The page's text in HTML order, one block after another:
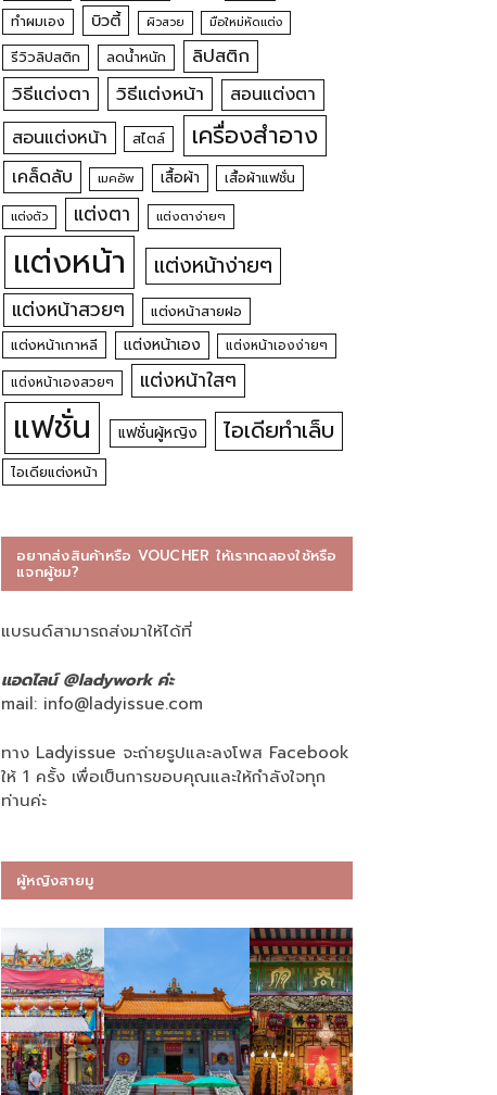
ทำผมเอง บิวตี้ ผิวสวย มือใหม่หัดแต่ง
รีวิวลิปสติก ลดน้ำหนัก ลิปสติก
วิธีแต่งตา วิธีแต่งหน้า สอนแต่งตา
สอนแต่งหน้า สไตล์ เครื่องสำอาง
เคล็ดลับ เมคอัพ เสื้อผ้า เสื้อผ้าแฟชั่น
แต่งตัว แต่งตา แต่งตาง่ายๆ
แต่งหน้า แต่งหน้าง่ายๆ
แต่งหน้าสวยๆ
แต่งหน้าสายฝอ
แต่งหน้าเกาหลี
แต่งหน้าเอง
แต่งหน้าเองง่ายๆ
แต่งหน้าเองสวยๆ
แต่งหน้าใสๆ
แฟชั่น แฟชั่นผู้หญิง ไอเดียทำเล็บ
ไอเดียแต่งหน้า
อยากส่งสินค้าหรือ VOUCHER ให้เราทดลองใช้หรือ
แจกผู้ชม?
แบรนด์สามารถส่งมาให้ได้ที่
แอดไลน์ @ladywork ค่ะ
mail: info@ladyissue.com
ทาง Ladyissue จะถ่ายรูปและลงโพส Facebook
ให้ 1 ครั้ง เพื่อเป็นการขอบคุณและให้กำลังใจทุก
ท่านค่ะ
ผู้หญิงสายมู